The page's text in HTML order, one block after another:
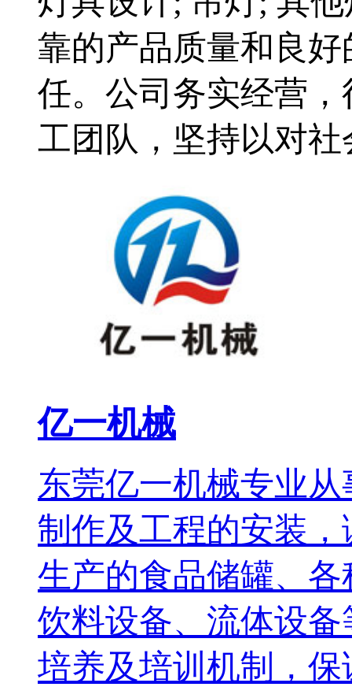
靠的产品质量和良
任。公司务实经营
工团队，坚持以对
亿一机械
东莞亿一机械专业
制作及工程的安装
生产的食品储罐、
饮料设备、流体设
培养及培训机制，